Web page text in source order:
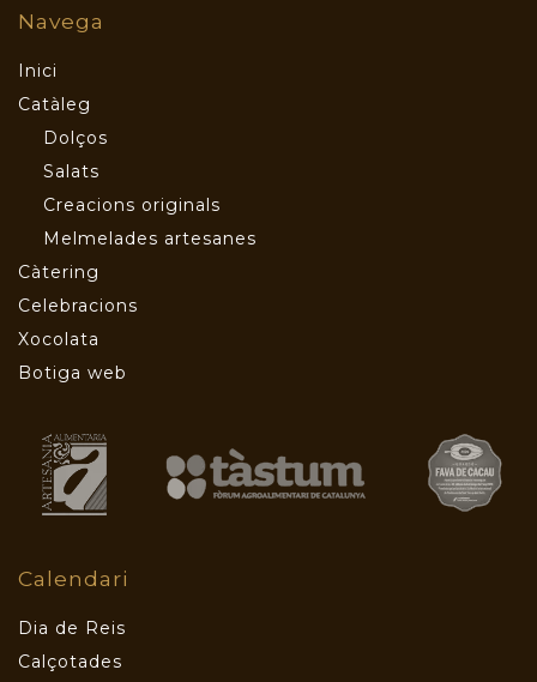
Navega
Inici
Catàleg
Dolços
Salats
Creacions originals
Melmelades artesanes
Càtering
Celebracions
Xocolata
Botiga web
Calendari
Dia de Reis
Calçotades